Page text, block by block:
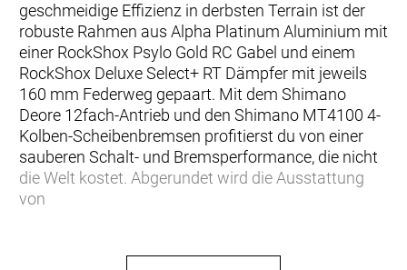
geschmeidige Effizienz in derbsten Terrain ist der
robuste Rahmen aus Alpha Platinum Aluminium mit
einer RockShox Psylo Gold RC Gabel und einem
RockShox Deluxe Select+ RT Dämpfer mit jeweils
160 mm Federweg gepaart. Mit dem Shimano
Deore 12fach-Antrieb und den Shimano MT4100 4-
Kolben-Scheibenbremsen profitierst du von einer
sauberen Schalt- und Bremsperformance, die nicht
die Welt kostet. Abgerundet wird die Ausstattung
von
vor nichts zurückschreckt. Da du auch auf den Preis